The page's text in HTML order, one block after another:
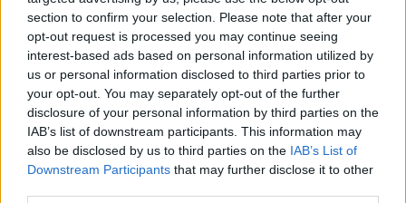
section to confirm your selection. Please note that after your
opt-out request is processed you may continue seeing
interest-based ads based on personal information utilized by
us or personal information disclosed to third parties prior to
your opt-out. You may separately opt-out of the further
disclosure of your personal information by third parties on the
IAB’s list of downstream participants. This information may
also be disclosed by us to third parties on the IAB’s List of
Downstream Participants that may further disclose it to other
Vita & morte
Auguri
Moro
Passanti
Continuando, la nonna e il carretto
Metaverso smart
Fiamme
Anzi
Confessioni autoreferenziali
Utopie
Estate